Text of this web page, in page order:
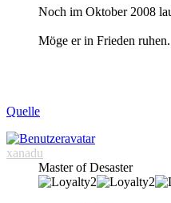
Noch im Oktober 2008
Möge er in Frieden ruhen.
Quelle
xanadu
Master of Desaster